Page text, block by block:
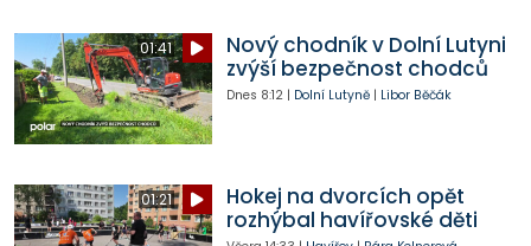
01:41
Nový chodník v Dolní Lutyni
zvýší bezpečnost chodců
Dnes 8:12| Dolní Lutyně| Libor Běčák
01:21
Hokej na dvorcích opět
rozhýbal havířovské děti